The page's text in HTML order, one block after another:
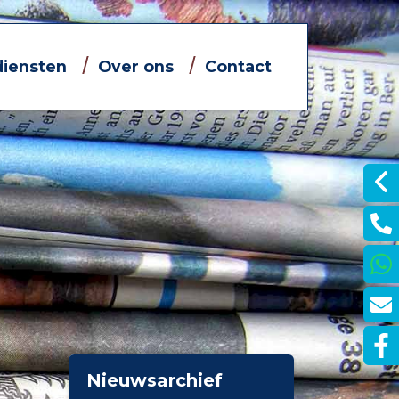
Over ons
Informatieve filmpjes
Jouw eigen financieel adviseur
Dát bedoelen we nou met
ontzorgen
Contact
Nieuwsarchief